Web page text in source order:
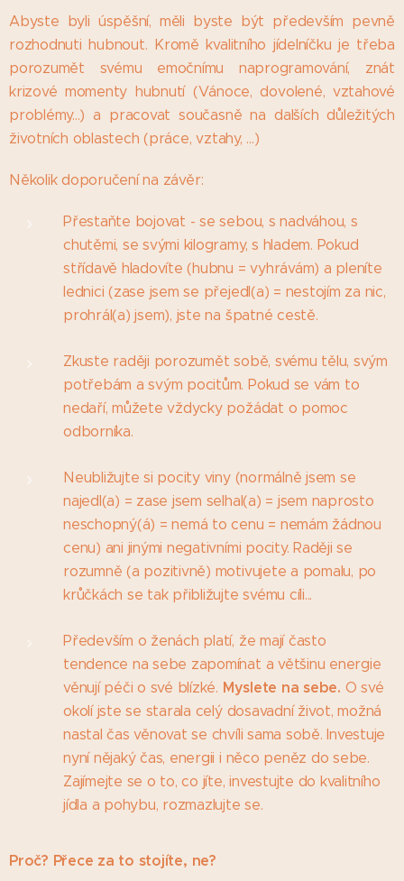
Abyste byli úspěšní, měli byste být především pevně
rozhodnuti hubnout. Kromě kvalitního jídelníčku je třeba
porozumět svému emočnímu naprogramování, znát
krizové momenty hubnutí (Vánoce, dovolené, vztahové
problémy...) a pracovat současně na dalších důležitých
životních oblastech (práce, vztahy, ...)
Několik doporučení na závěr:
Přestaňte bojovat - se sebou, s nadváhou, s
chutěmi, se svými kilogramy, s hladem. Pokud
střídavě hladovíte (hubnu = vyhrávám) a pleníte
lednici (zase jsem se přejedl(a) = nestojím za nic,
prohrál(a) jsem), jste na špatné cestě.
Zkuste raději porozumět sobě, svému tělu, svým
potřebám a svým pocitům. Pokud se vám to
nedaří, můžete vždycky požádat o pomoc
odborníka.
Neubližujte si pocity viny (normálně jsem se
najedl(a) = zase jsem selhal(a) = jsem naprosto
neschopný(á) = nemá to cenu = nemám žádnou
cenu) ani jinými negativními pocity. Raději se
rozumně (a pozitivně) motivujete a pomalu, po
krůčkách se tak přibližujte svému cíli...
Především o ženách platí, že mají často
tendence na sebe zapomínat a většinu energie
věnují péči o své blízké. Myslete na sebe. O své
okolí jste se starala celý dosavadní život, možná
nastal čas věnovat se chvíli sama sobě. Investuje
nyní nějaký čas, energii i něco peněz do sebe.
Zajímejte se o to, co jíte, investujte do kvalitního
jídla a pohybu, rozmazlujte se.
Proč? Přece za to stojíte, ne?